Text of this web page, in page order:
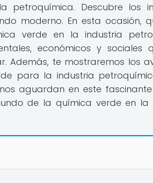
Descubre los
moderno. En esta ocasión,
verde en la industria
económicos y sociales
Además, te mostraremos los
para la industria
aguardan en este
de la química verde en la